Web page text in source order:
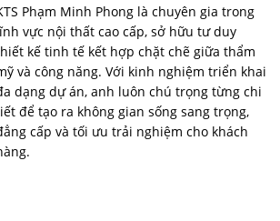
hướng nội thất thông minh đón đầu trào
minimalism và những điều nhất định
nhà trọn gói tại Hà Nội bao nhiêu?
cần biết về gỗ MDF chống ẩm
Smart City – đại đô thị thông
Phạm Minh Phong là chuyên gia trong
vực nội thất cao cấp, sở hữu tư duy
kế tinh tế kết hợp chặt chẽ giữa thẩm
và công năng. Với kinh nghiệm triển khai
dạng dự án, anh luôn chú trọng từng chi
để tạo ra không gian sống sang trọng,
cấp và tối ưu trải nghiệm cho khách